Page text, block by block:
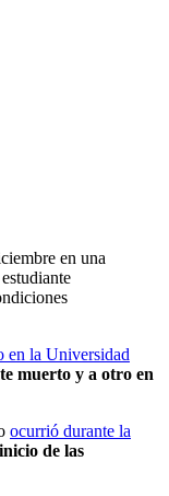
en una
en la Universidad
muerto y a otro en
ocurrió durante la
de las